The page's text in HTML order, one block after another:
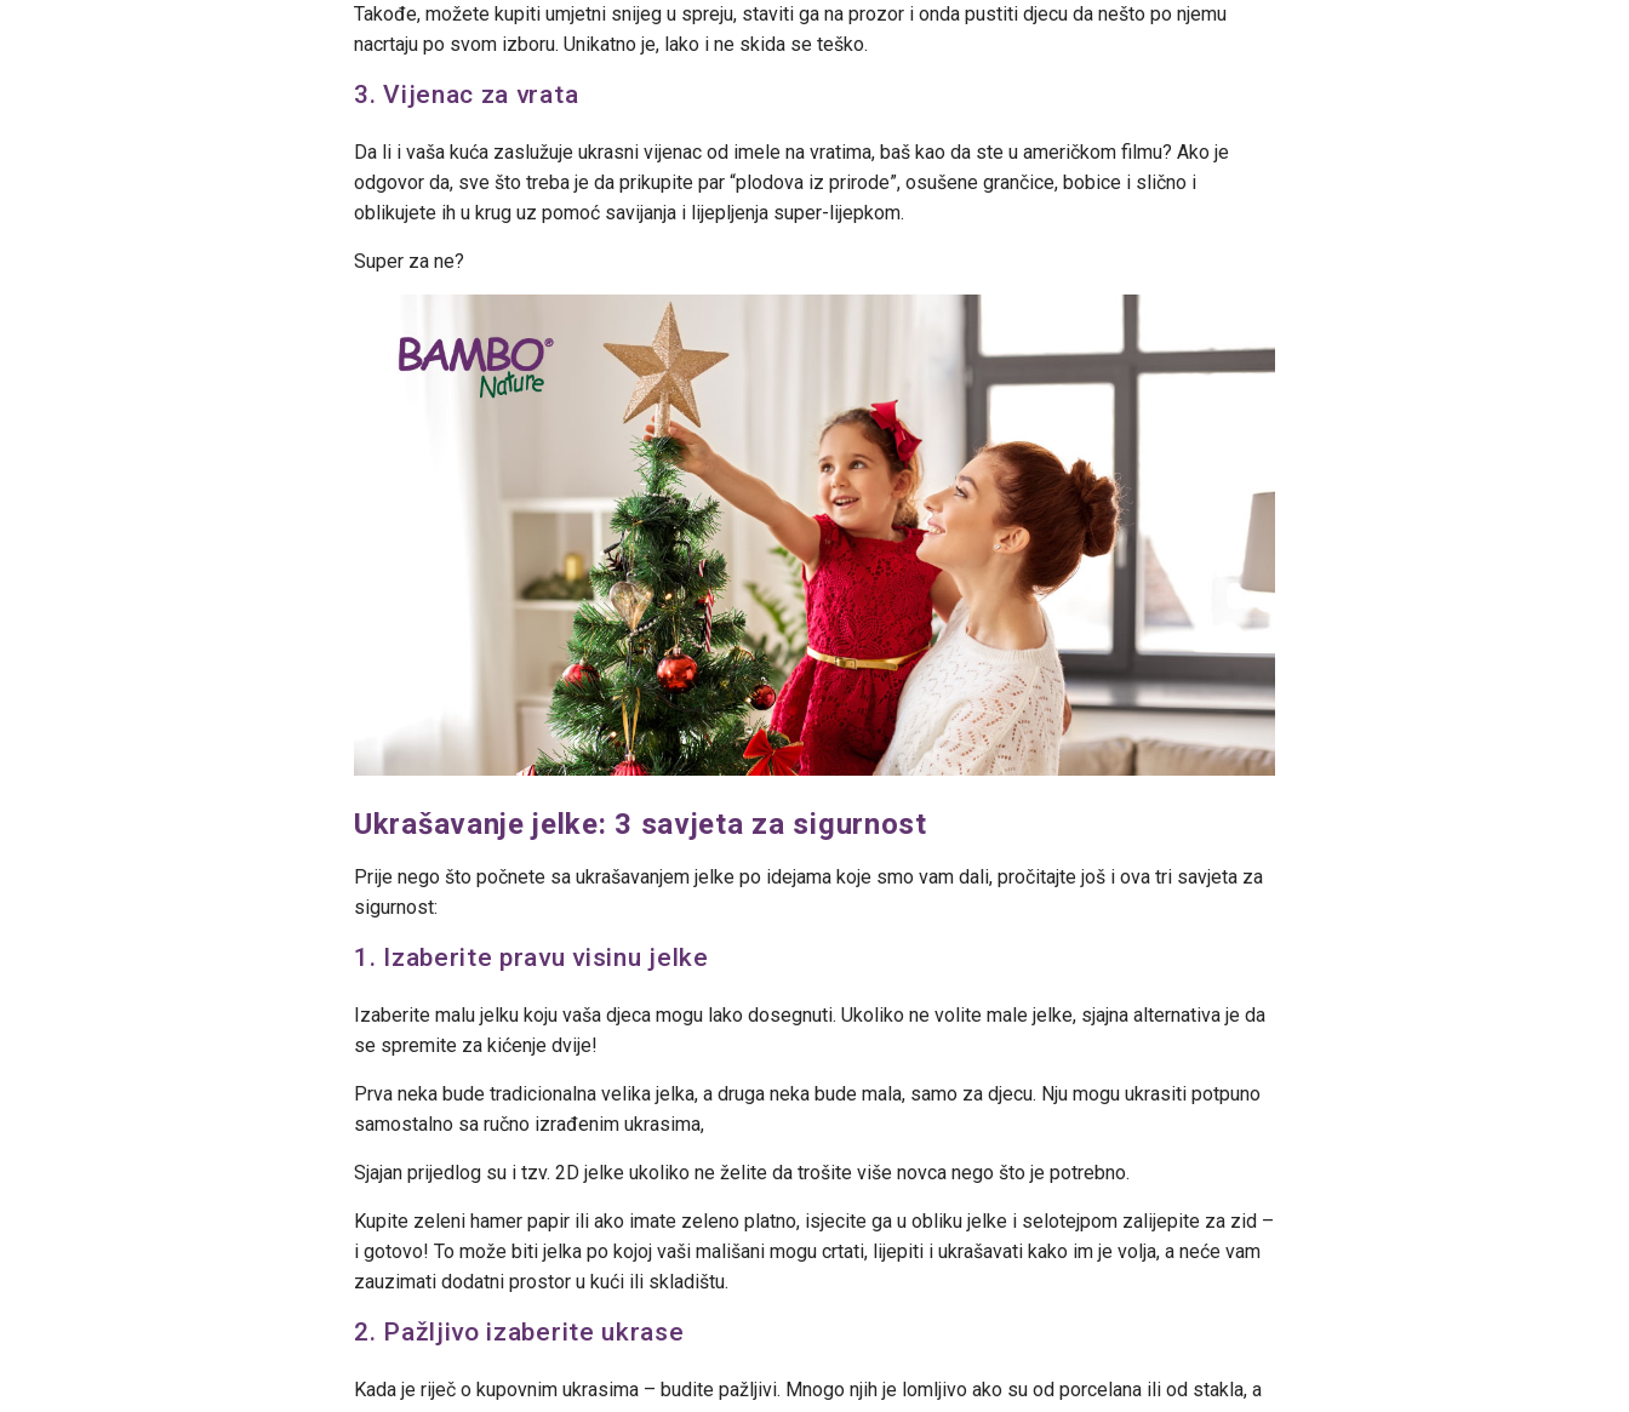
Takođe, možete kupiti umjetni snijeg u spreju, staviti ga na prozor i onda pustiti djecu da nešto po njemu
nacrtaju po svom izboru. Unikatno je, lako i ne skida se teško.
3. Vijenac za vrata
Da li i vaša kuća zaslužuje ukrasni vijenac od imele na vratima, baš kao da ste u američkom filmu? Ako je
odgovor da, sve što treba je da prikupite par “plodova iz prirode”, osušene grančice, bobice i slično i
oblikujete ih u krug uz pomoć savijanja i lijepljenja super-lijepkom.
Super za ne?
Ukrašavanje jelke: 3 savjeta za sigurnost
Prije nego što počnete sa ukrašavanjem jelke po idejama koje smo vam dali, pročitajte još i ova tri savjeta za
sigurnost:
1. Izaberite pravu visinu jelke
Izaberite malu jelku koju vaša djeca mogu lako dosegnuti. Ukoliko ne volite male jelke, sjajna alternativa je da
se spremite za kićenje dvije!
Prva neka bude tradicionalna velika jelka, a druga neka bude mala, samo za djecu. Nju mogu ukrasiti potpuno
samostalno sa ručno izrađenim ukrasima,
Sjajan prijedlog su i tzv. 2D jelke ukoliko ne želite da trošite više novca nego što je potrebno.
Kupite zeleni hamer papir ili ako imate zeleno platno, isjecite ga u obliku jelke i selotejpom zalijepite za zid –
i gotovo! To može biti jelka po kojoj vaši mališani mogu crtati, lijepiti i ukrašavati kako im je volja, a neće vam
zauzimati dodatni prostor u kući ili skladištu.
2. Pažljivo izaberite ukrase
Kada je riječ o kupovnim ukrasima – budite pažljivi. Mnogo njih je lomljivo ako su od porcelana ili od stakla, a